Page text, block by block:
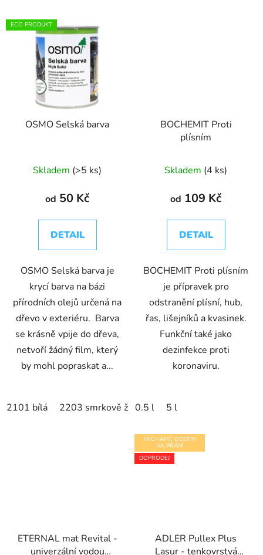
ECO PRODUKT
OSMO Selská barva
Skladem (>5 ks)
od 50 Kč
DETAIL
OSMO Selská barva je
krycí barva na bázi
přírodních olejů určená na
dřevo v exteriéru. Barva
se krásně vpije do dřeva,
netvoří žádný film, který
by mohl popraskat a...
2101 bílá 2203 smrkově žlutá 2204 slonová kost
BOCHEMIT Proti
plísním
Skladem (4 ks)
od 109 Kč
DETAIL
BOCHEMIT Proti plísním
je přípravek pro
odstranění plísní, hub,
řas, lišejníků a kvasinek.
Funkční také jako
dezinfekce proti
koronaviru.
0.5 l 5 l
ETERNAL mat Revital -
univerzální vodou
MÍCHÁME ODSTÍN
NA PŘÁNÍ
DOPRODEJ
ADLER Pullex Plus
Lasur - tenkovrstvá